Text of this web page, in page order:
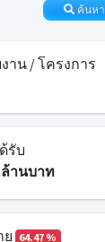
ค้นหา
าน / โครงการ
รับ
านบาท
ย 64.47 %